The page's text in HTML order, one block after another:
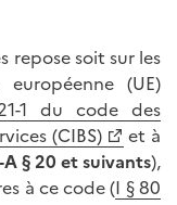
repose soit sur les
(UE)
1 du code des
(CIBS)
et à
A § 20 et suivants),
à ce code (I § 80